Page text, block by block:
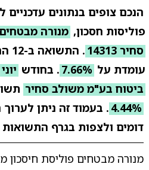
הנכם צופים בנתונים עדכניים
פוליסות חסכון, מנורה
סחיר 14313
.
עומדת על 7.66% . בחודש יוני
ביטוח בע"מ משולב סחיר
4.44% . בעמוד זה ניתן
דומים ולצפות בגרף התשואות
מנורה מבטחים פוליסת חיסכון